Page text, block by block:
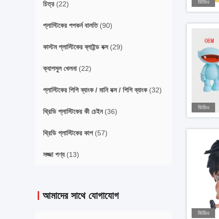
চিত্র (22)
প্লাস্টিকের পপকর্ন বালতি(90)
কাস্টম প্লাস্টিকের ব্লাইন্ড বক্স(29)
ক্যাপসুল খেলনা(22)
প্লাস্টিকের পিগি ব্যাংক / মানি বক্স / পিগি ব্যাংক(32)
থ্রিডি প্লাস্টিকের কী চেইন(36)
থ্রিডি প্লাস্টিকের কাপ(57)
সজ্জা পণ্য(13)
আমাদের সাথে যোগাযোগ
ভিডিও
ভিডিও
ভিডিও